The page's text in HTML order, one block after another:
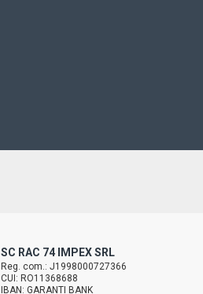
SC RAC 74 IMPEX SRL
Reg. com.: J1998000727366
CUI: RO11368688
IBAN: GARANTI BANK